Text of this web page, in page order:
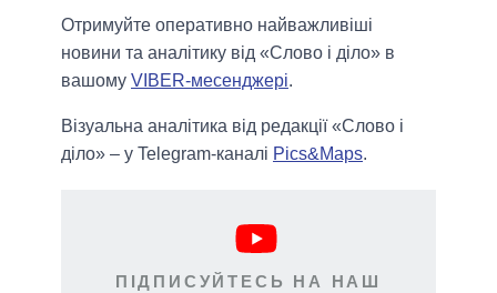
Отримуйте оперативно найважливіші
новини та аналітику від «Слово і діло» в
вашому VIBER-месенджері.
Візуальна аналітика від редакції «Слово і
діло» – у Telegram-каналі Pics&Maps.
ПІДПИСУЙТЕСЬ НА НАШ